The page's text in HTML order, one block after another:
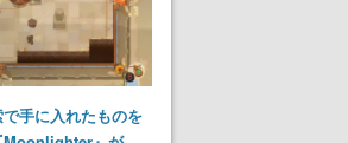
で手に入れたものを